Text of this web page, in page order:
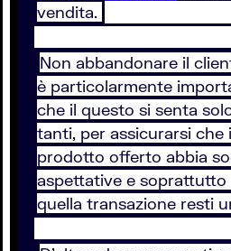
vendita.
Non abbandonare il
è particolarmente
che il questo si senta
tanti, per assicurarsi che
prodotto offerto abbia
aspettative e soprattutto
quella transazione resti